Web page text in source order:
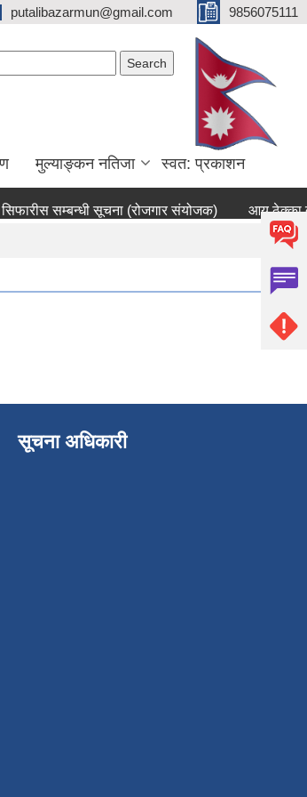
putalibazarmun@gmail.com 9856075111
मुल्याङ्कन नतिजा स्वत: प्रकाशन
सिफारीस सम्बन्धी सूचना (रोजगार संयोजक) आय ठेक्का
सूचना अधिकारी